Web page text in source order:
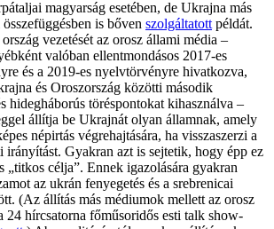
magyarság esetében, de Ukrajna más
is bőven szolgáltatott példát.
vezetését az orosz állami média –
valóban ellentmondásos 2017-es
és a 2019-es nyelvtörvényre hivatkozva,
és Oroszország közötti második
hidegháborús töréspontokat kihasználva –
állítja be Ukrajnát olyan államnak, amely
népirtás végrehajtására, ha visszaszerzi a
irányítást. Gyakran azt is sejtetik, hogy épp ez
„titkos célja”. Ennek igazolására gyakran
az ukrán fenyegetés és a srebrenicai
(Az állítás más médiumok mellett az orosz
24 hírcsatorna főműsoridős esti talk show-